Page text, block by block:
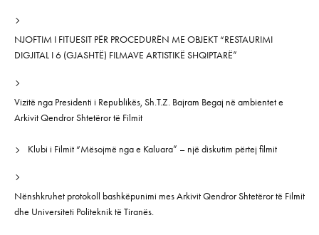
NJOFTIM I FITUESIT PËR PROCEDURËN ME OBJEKT “RESTAURIMI
DIGJITAL I 6 (GJASHTË) FILMAVE ARTISTIKË SHQIPTARË”
Vizitë nga Presidenti i Republikës, Sh.T.Z. Bajram Begaj në ambientet e
Arkivit Qendror Shtetëror të Filmit
Klubi i Filmit “Mësojmë nga e Kaluara” – një diskutim përtej filmit
Nënshkruhet protokoll bashkëpunimi mes Arkivit Qendror Shtetëror të Filmit
dhe Universiteti Politeknik të Tiranës.